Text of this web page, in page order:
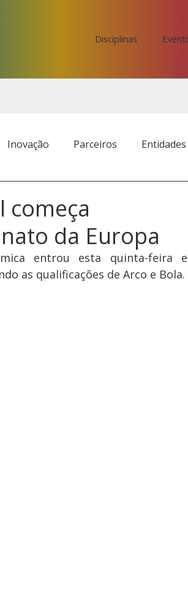
Disciplinas
Inovação Parceiros Entidades
começa
da Europa
entrou esta quinta-feira
as qualificações de Arco e Bola.